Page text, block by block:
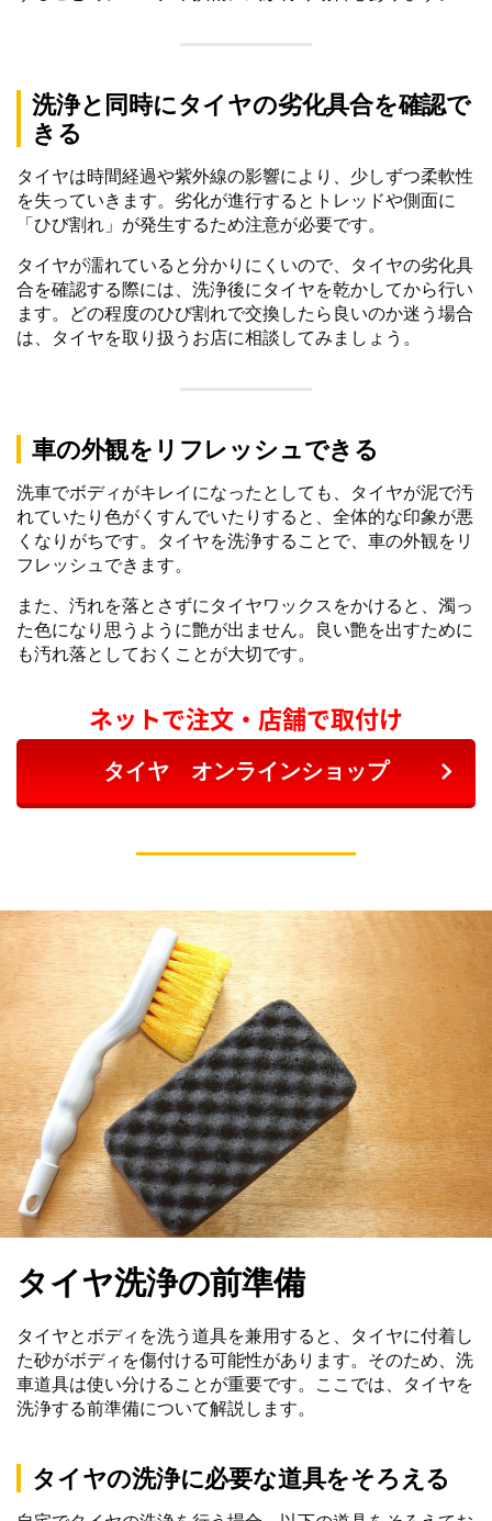
洗浄と同時にタイヤの劣化具合を確認で
きる
タイヤは時間経過や紫外線の影響により、少しずつ柔軟性
を失っていきます。劣化が進行するとトレッドや側面に
「ひび割れ」が発生するため注意が必要です。
タイヤが濡れていると分かりにくいので、タイヤの劣化具
合を確認する際には、洗浄後にタイヤを乾かしてから行い
ます。どの程度のひび割れで交換したら良いのか迷う場合
は、タイヤを取り扱うお店に相談してみましょう。
車の外観をリフレッシュできる
洗車でボディがキレイになったとしても、タイヤが泥で汚
れていたり色がくすんでいたりすると、全体的な印象が悪
くなりがちです。タイヤを洗浄することで、車の外観をリ
フレッシュできます。
また、汚れを落とさずにタイヤワックスをかけると、濁っ
た色になり思うように艶が出ません。良い艶を出すために
も汚れ落としておくことが大切です。
ネットで注文・店舗で取付け
タイヤ オンラインショップ
タイヤ洗浄の前準備
タイヤとボディを洗う道具を兼用すると、タイヤに付着し
た砂がボディを傷付ける可能性があります。そのため、洗
車道具は使い分けることが重要です。ここでは、タイヤを
洗浄する前準備について解説します。
タイヤの洗浄に必要な道具をそろえる